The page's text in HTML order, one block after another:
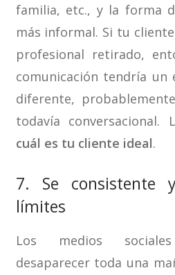
familia, etc., y la forma
más informal. Si tu
profesional retirado,
comunicación tendría
diferente,
todavía conversacional.
cuál es tu cliente ideal.
7. Se consistente
límites
Los medios
desaparecer toda una